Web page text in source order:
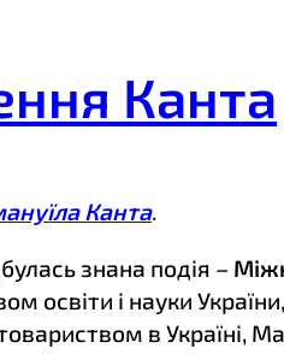
Канта
Канта.
знана подія –
освіти і науки
в Україні,